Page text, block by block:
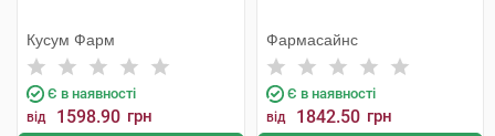
Кусум Фарм
Є в наявності
від 1598.90 грн
Фармасайнс
Є в наявності
від 1842.50 грн